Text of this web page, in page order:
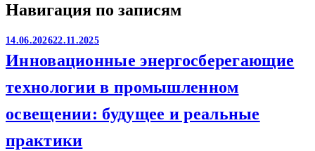
Навигация по записям
14.06.202622.11.2025
Инновационные энергосберегающие
технологии в промышленном
освещении: будущее и реальные
практики